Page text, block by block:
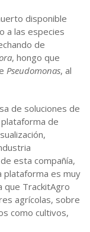
disponible
a las especies
de
, hongo que
Pseudomonas, al
de soluciones de
de
esta compañía,
plataforma es muy
que TrackitAgro
agrícolas, sobre
como cultivos,